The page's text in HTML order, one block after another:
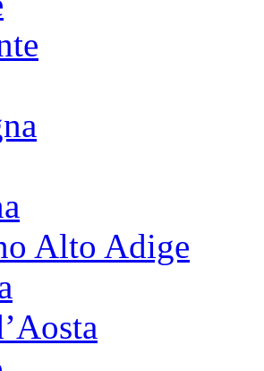
Alto Adige